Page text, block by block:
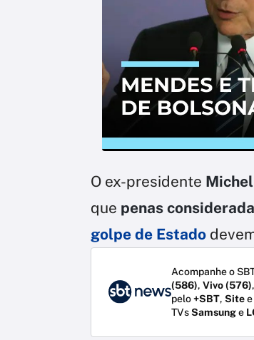
O ex-presidente
que penas
golpe de Estado
Acompanhe o
(586), Vivo (576),
pelo+SBT, Sitee
TVsSamsunge